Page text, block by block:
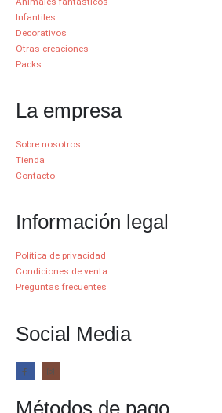
Infantiles
Decorativos
Otras creaciones
Packs
La empresa
Sobre nosotros
Tienda
Contacto
Información legal
Política de privacidad
Condiciones de venta
Preguntas frecuentes
Social Media